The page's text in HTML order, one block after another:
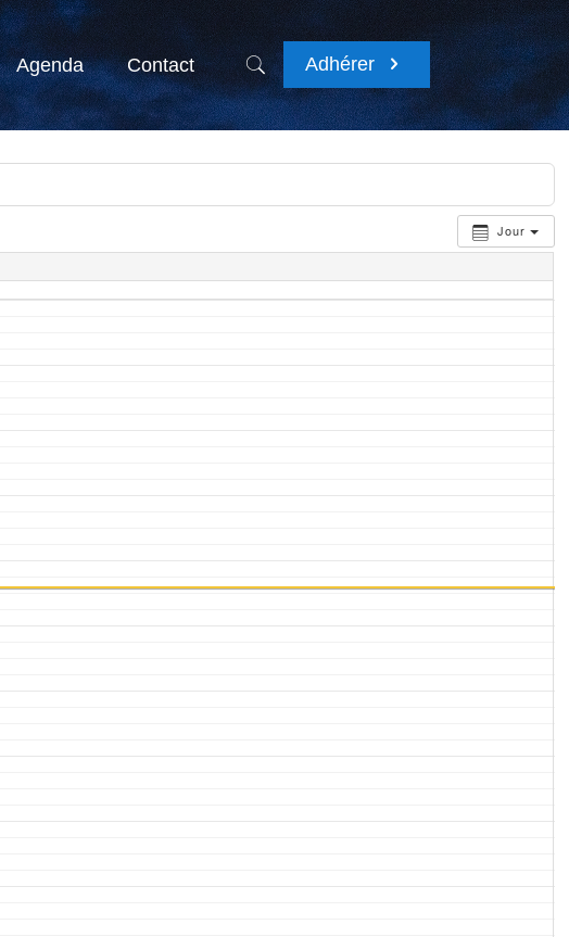
Agenda Contact Adhérer
Jour